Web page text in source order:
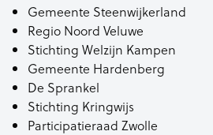
Gemeente Steenwijkerland
Regio Noord Veluwe
Stichting Welzijn Kampen
Gemeente Hardenberg
De Sprankel
Stichting Kringwijs
Participatieraad Zwolle